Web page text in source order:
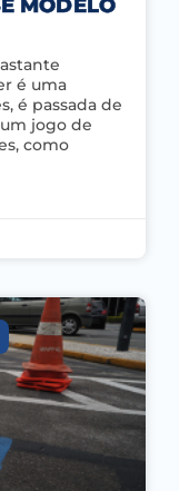
MODELO
é uma
é passada de
jogo de
como